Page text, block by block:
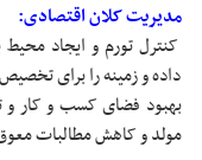
مدیریت کلان اقتصادی:
کنترل تورم و ایجاد محیط
داده و زمینه را برای
بهبود فضای کسب و کار و
مولد و کاهش مطالبات